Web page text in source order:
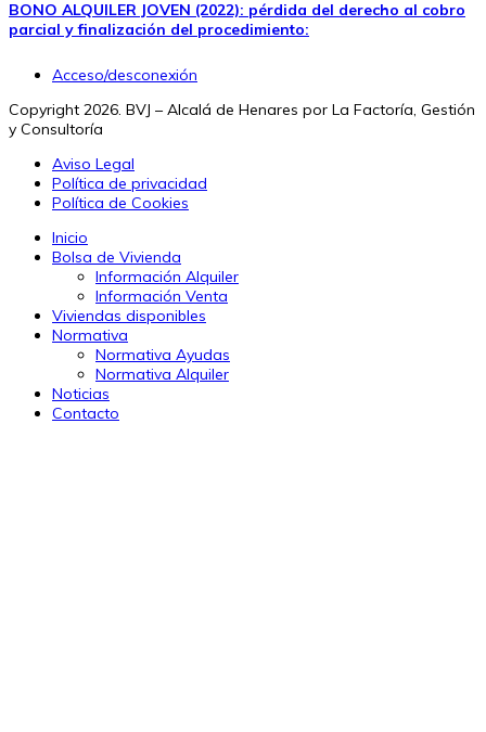
BONO ALQUILER JOVEN (2022): pérdida del derecho al cobro
parcial y finalización del procedimiento:
Acceso/desconexión
Copyright 2026. BVJ – Alcalá de Henares por La Factoría, Gestión
y Consultoría
Aviso Legal
Política de privacidad
Política de Cookies
Inicio
Bolsa de Vivienda
Información Alquiler
Información Venta
Viviendas disponibles
Normativa
Normativa Ayudas
Normativa Alquiler
Noticias
Contacto